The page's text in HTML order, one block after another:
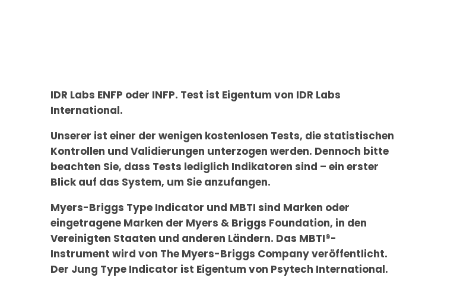
IDR Labs ENFP oder INFP. Test ist Eigentum von IDR Labs
International.
Unserer ist einer der wenigen kostenlosen Tests, die statistischen
Kontrollen und Validierungen unterzogen werden. Dennoch bitte
beachten Sie, dass Tests lediglich Indikatoren sind – ein erster
Blick auf das System, um Sie anzufangen.
Myers-Briggs Type Indicator und MBTI sind Marken oder
eingetragene Marken der Myers & Briggs Foundation, in den
Vereinigten Staaten und anderen Ländern. Das MBTI®-
Instrument wird von The Myers-Briggs Company veröffentlicht.
Der Jung Type Indicator ist Eigentum von Psytech International.